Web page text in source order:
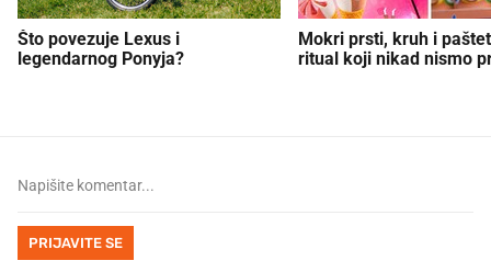
Što povezuje Lexus i
legendarnog Ponyja?
Mokri prsti, kruh i
ritual koji nikad nismo
PRIJAVITE SE